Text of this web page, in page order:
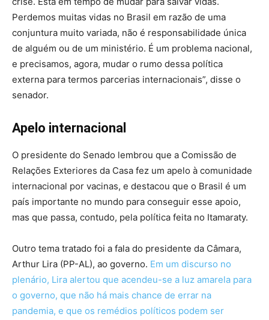
Perdemos muitas vidas no Brasil em razão de uma
conjuntura muito variada, não é responsabilidade única
de alguém ou de um ministério. É um problema nacional,
e precisamos, agora, mudar o rumo dessa política
externa para termos parcerias internacionais”, disse o
senador.
Apelo internacional
O presidente do Senado lembrou que a Comissão de
Relações Exteriores da Casa fez um apelo à comunidade
internacional por vacinas, e destacou que o Brasil é um
país importante no mundo para conseguir esse apoio,
mas que passa, contudo, pela política feita no Itamaraty.
Outro tema tratado foi a fala do presidente da Câmara,
Arthur Lira (PP-AL), ao governo. Em um discurso no
plenário, Lira alertou que acendeu-se a luz amarela para
o governo, que não há mais chance de errar na
pandemia, e que os remédios políticos podem ser